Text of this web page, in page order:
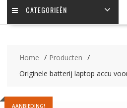
CATEGORIEËN
Home
Producten
Originele batterij laptop accu
AANBIEDING!